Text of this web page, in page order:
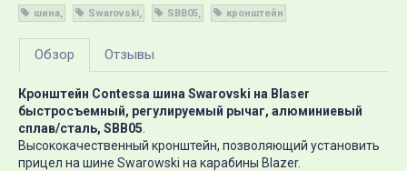
шина
Swarovski SBB05 кронштейн
Обзор Отзывы
Кронштейн Contessa шина Swarovski на Blaser
быстросъемный, регулируемый рычаг, алюминиевый
сплав/сталь, SBB05
Высококачественный кронштейн, позволяющий установить
прицел на шине Swarowski на карабины Blazer.